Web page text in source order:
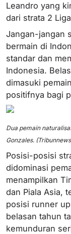
Leandro yang
dari strata 2
Jangan-jangan
bermain di
standar dan
Indonesia.
dimasuki
positifnya bagi
Dua pemain
Gonzales.
Posisi-posisi
didominasi
menampilkan
dan Piala Asia,
posisi runner
belasan tahun
kemunduran